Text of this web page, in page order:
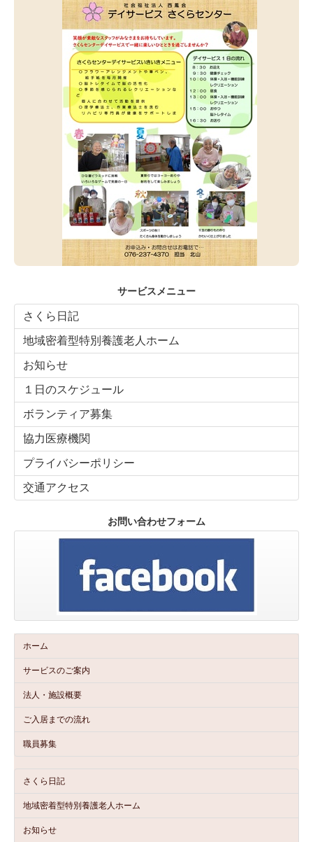
サービスメニュー
さくら日記
地域密着型特別養護老人ホーム
お知らせ
１日のスケジュール
ボランティア募集
協力医療機関
プライバシーポリシー
交通アクセス
お問い合わせフォーム
ホーム
サービスのご案内
法人・施設概要
ご入居までの流れ
職員募集
さくら日記
地域密着型特別養護老人ホーム
お知らせ